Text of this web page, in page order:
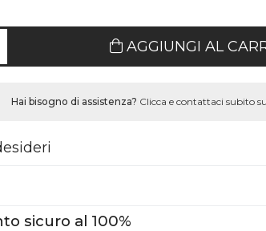
AGGIUNGI AL
Hai bisogno di assistenza? Clicca e contattaci subito
sicuro al 100%